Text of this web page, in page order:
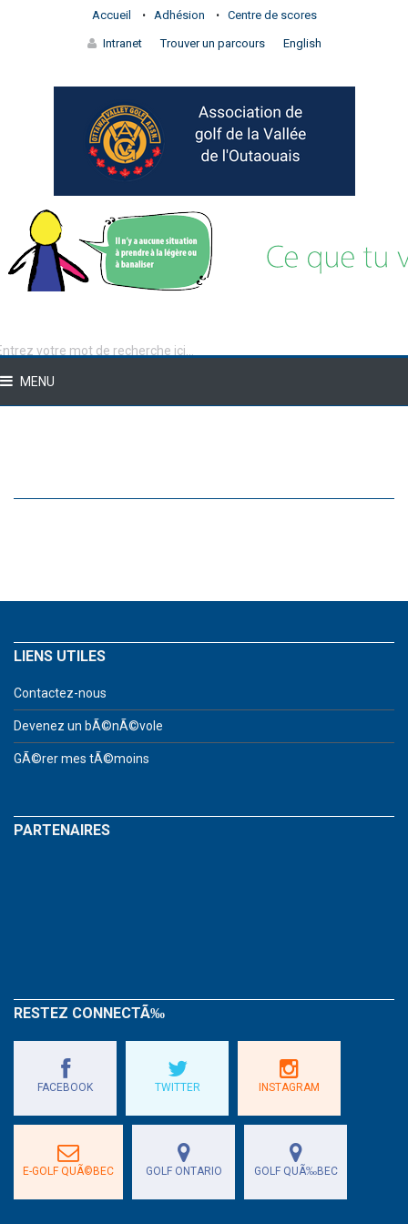
Accueil Adhésion Centre de scores
Intranet Trouver un parcours English
MENU
LIENS UTILES
Contactez-nous
Devenez un bÃ©nÃ©vole
GÃ©rer mes tÃ©moins
PARTENAIRES
RESTEZ CONNECTÃ‰
FACEBOOK TWITTER INSTAGRAM
E-GOLF QUÃ©BEC GOLF ONTARIO GOLF QUÃ‰BEC